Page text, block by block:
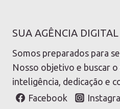
SUA AGÊNCIA DIGITAL
Somos preparados para
Nosso objetivo e buscar
inteligência, dedicação e
Facebook